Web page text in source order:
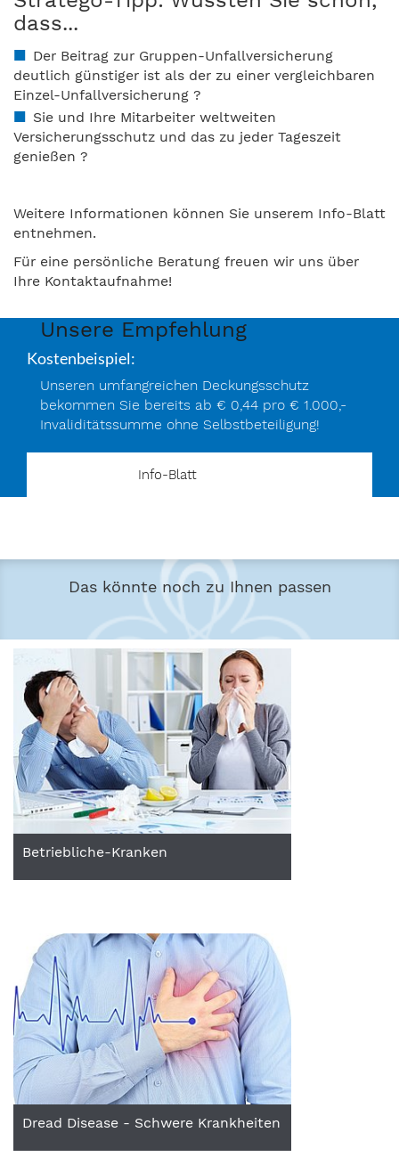
dass...
Der Beitrag zur Gruppen-Unfallversicherung
deutlich günstiger ist als der zu einer vergleichbaren
Einzel-Unfallversicherung ?
Sie und Ihre Mitarbeiter weltweiten
Versicherungsschutz und das zu jeder Tageszeit
genießen ?
Weitere Informationen können Sie unserem Info-Blatt
entnehmen.
Für eine persönliche Beratung freuen wir uns über
Ihre Kontaktaufnahme!
Unsere Empfehlung
Kostenbeispiel:
Unseren umfangreichen Deckungsschutz
bekommen Sie bereits ab € 0,44 pro € 1.000,-
Invaliditätssumme ohne Selbstbeteiligung!
Info-Blatt
Das könnte noch zu Ihnen passen
Betriebliche-Kranken
Dread Disease - Schwere Krankheiten